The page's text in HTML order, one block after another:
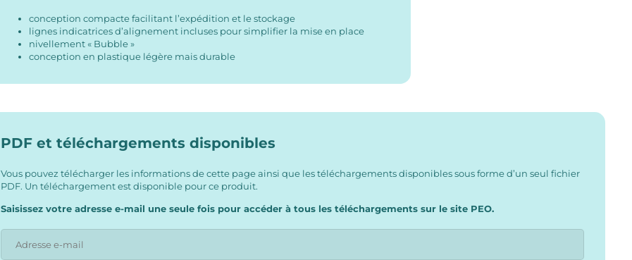
conception compacte facilitant l’expédition et le stockage
lignes indicatrices d’alignement incluses pour simplifier la mise en place
nivellement « Bubble »
conception en plastique légère mais durable
PDF et téléchargements disponibles
Vous pouvez télécharger les informations de cette page ainsi que les téléchargements disponibles sous forme d’un seul fichier
PDF. Un téléchargement est disponible pour ce produit.
Saisissez votre adresse e-mail une seule fois pour accéder à tous les téléchargements sur le site PEO.